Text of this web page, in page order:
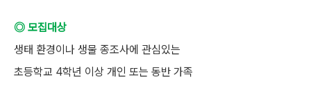
◎ 모집대상
생태 환경이나 생물 종조사에 관심있는
초등학교 4학년 이상 개인 또는 동반 가족